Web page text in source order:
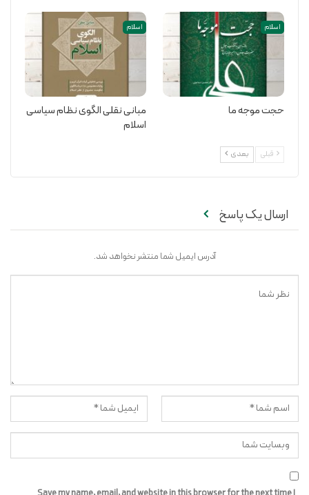
اسلام
حجت موجه ما
اسلام
مبانی نقلی الگوی نظام سیاسی
اسلام
قبلی بعدی
ارسال یک پاسخ
آدرس ایمیل شما منتشر نخواهد شد.